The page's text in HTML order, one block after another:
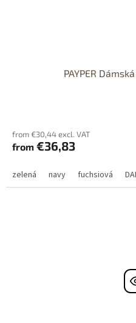
PAYPER
from €30,44 excl. VAT
from €36,83
zelená navy fuchsiová